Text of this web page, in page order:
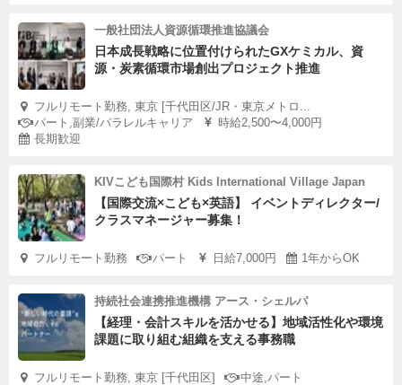
一般社団法人資源循環推進協議会
日本成長戦略に位置付けられたGXケミカル、資
源・炭素循環市場創出プロジェクト推進
フルリモート勤務, 東京 [千代田区/JR・東京メトロ...
パート,副業/パラレルキャリア
時給2,500〜4,000円
長期歓迎
KIVこども国際村 Kids International Village Japan
【国際交流×こども×英語】 イベントディレクター/
クラスマネージャー募集！
フルリモート勤務 パート 日給7,000円 1年からOK
持続社会連携推進機構 アース・シェルパ
【経理・会計スキルを活かせる】地域活性化や環境
課題に取り組む組織を支える事務職
フルリモート勤務, 東京 [千代田区]
中途,パート